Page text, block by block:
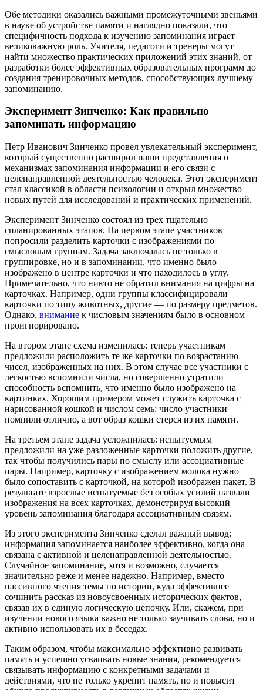
Обе методики оказались важными промежуточными звеньями
в науке об устройстве памяти и наглядно показали, что
специфичность подхода к изучению запоминания играет
великоважную роль. Учителя, педагоги и тренеры могут
найти множество практических приложений этих знаний, от
разработки более эффективных образовательных программ до
создания тренировочных методов, способствующих лучшему
запоминанию.
Эксперимент Зинченко: Как правильно
запоминать информацию
Петр Иванович Зинченко провел увлекательный эксперимент,
который существенно расширил наши представления о
механизмах запоминания информации и его связи с
целенаправленной деятельностью человека. Этот эксперимент
стал классикой в области психологии и открыл множество
новых путей для исследований и практических применений.
Эксперимент Зинченко состоял из трех тщательно
спланированных этапов. На первом этапе участников
попросили разделить карточки с изображениями по
смысловым группам. Задача заключалась не только в
группировке, но и в запоминании, что именно было
изображено в центре карточки и что находилось в углу.
Примечательно, что никто не обратил внимания на цифры на
карточках. Например, одни группы классифицировали
карточки по типу животных, другие — по размеру предметов.
Однако, внимание к числовым значениям было в основном
проигнорировано.
На втором этапе схема изменилась: теперь участникам
предложили расположить те же карточки по возрастанию
чисел, изображенных на них. В этом случае все участники с
легкостью вспомнили числа, но совершенно утратили
способность вспомнить, что именно было изображено на
картинках. Хорошим примером может служить карточка с
нарисованной кошкой и числом семь: число участники
помнили отлично, а вот образ кошки стерся из их памяти.
На третьем этапе задача усложнилась: испытуемым
предложили на уже разложенные карточки положить другие,
так чтобы получились пары по смыслу или ассоциативные
пары. Например, карточку с изображением молока нужно
было сопоставить с карточкой, на которой изображен пакет. В
результате взрослые испытуемые без особых усилий назвали
изображения на всех карточках, демонстрируя высокий
уровень запоминания благодаря ассоциативным связям.
Из этого эксперимента Зинченко сделал важный вывод:
информация запоминается наиболее эффективно, когда она
связана с активной и целенаправленной деятельностью.
Случайное запоминание, хотя и возможно, случается
значительно реже и менее надежно. Например, вместо
пассивного чтения темы по истории, куда эффективнее
сочинить рассказ из новоусвоенных исторических фактов,
связав их в единую логическую цепочку. Или, скажем, при
изучении нового языка важно не только заучивать слова, но и
активно использовать их в беседах.
Таким образом, чтобы максимально эффективно развивать
память и успешно усваивать новые знания, рекомендуется
связывать информацию с конкретными задачами и
действиями, что не только укрепит память, но и повысит